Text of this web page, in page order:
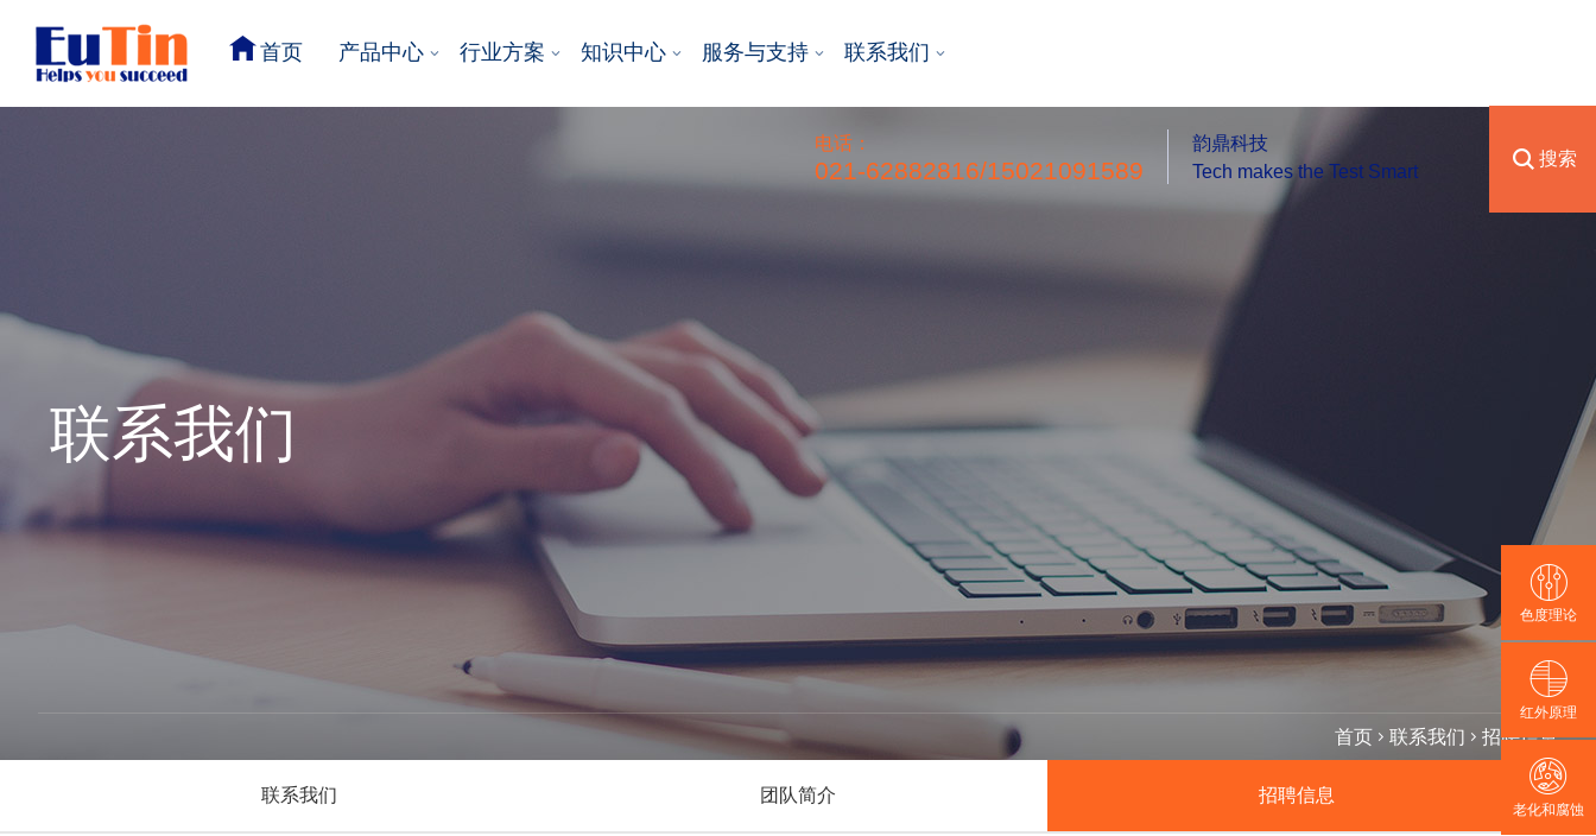
首页 产品中心 行业方案 知识中心 服务与支持 联系我们
电话：
021-62882816/15021091589
韵鼎科技
Tech makes the Test Smart
搜索
联系我们
首页 联系我们 招聘信息
联系我们 团队简介 招聘信息
色度理论
红外原理
老化和腐蚀